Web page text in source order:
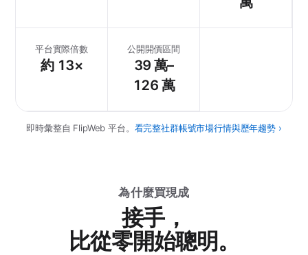
平台實際倍數
約 13×
公開開價區間
39 萬–
126 萬
即時彙整自 FlipWeb 平台。 看完整社群帳號市場行情與歷年趨勢 ›
為什麼買現成
接手，
比從零開始聰明。